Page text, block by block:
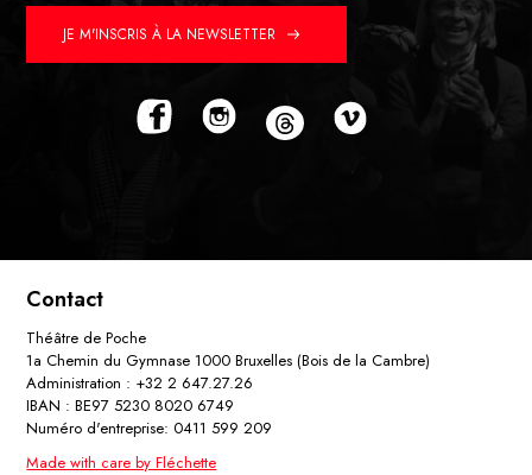
JE M'INSCRIS À LA NEWSLETTER
Contact
Théâtre de Poche
1a Chemin du Gymnase 1000 Bruxelles (Bois de la Cambre)
Administration : +32 2 647.27.26
IBAN : BE97 5230 8020 6749
Numéro d'entreprise: 0411 599 209
Made with care by Fléchette